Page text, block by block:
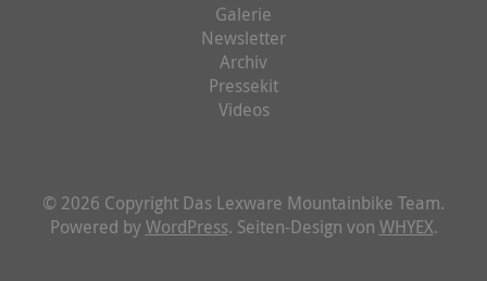
Galerie
Newsletter
Archiv
Pressekit
Videos
© 2026 Copyright Das Lexware Mountainbike Team.
Powered byWordPress. Seiten-Design von WHYEX.